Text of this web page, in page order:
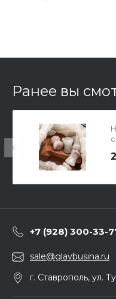
Ранее вы
+7 (928) 300-33-
sale@glavbusina.ru
г. Ставрополь, ул.